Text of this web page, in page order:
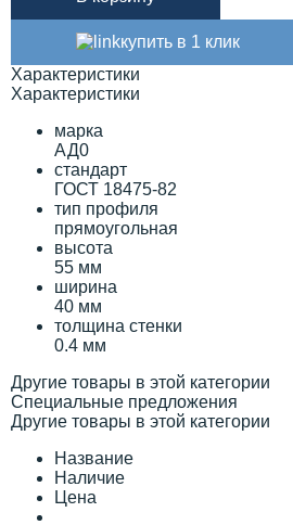
купить в 1 клик
Характеристики
Характеристики
марка
АД0
стандарт
ГОСТ 18475-82
тип профиля
прямоугольная
высота
55 мм
ширина
40 мм
толщина стенки
0.4 мм
Другие товары в этой категории
Специальные предложения
Другие товары в этой категории
Название
Наличие
Цена